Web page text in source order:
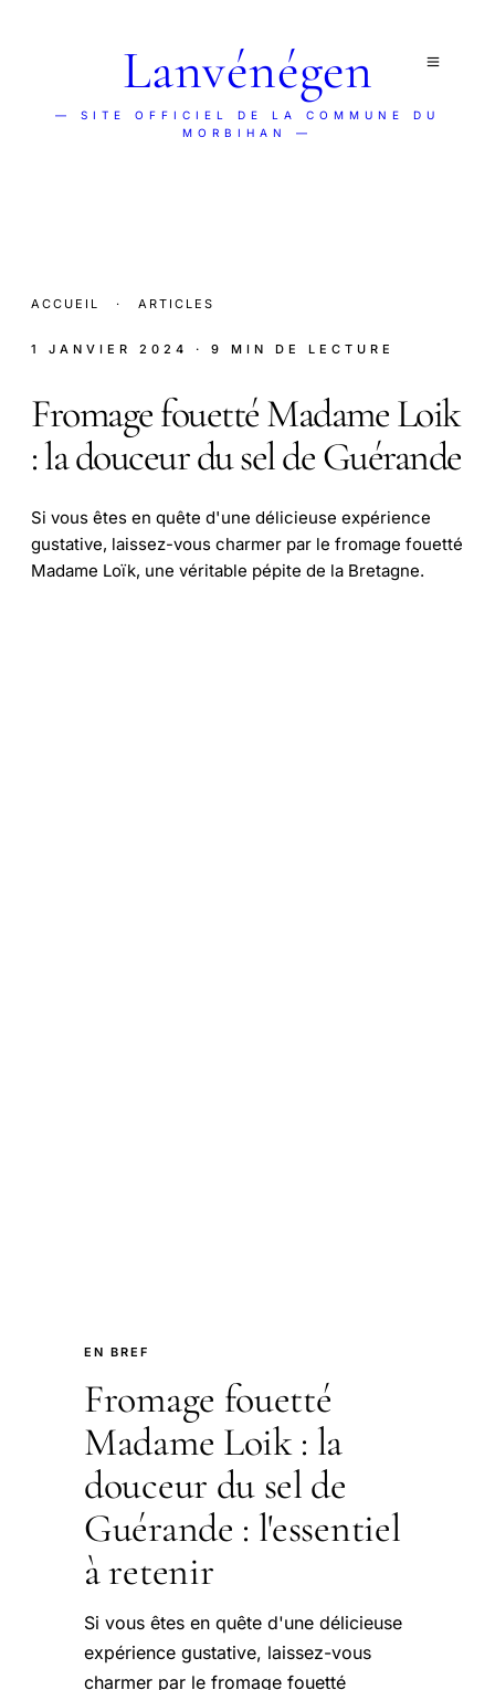
Lanvénégen
— SITE OFFICIEL DE LA COMMUNE DU
MORBIHAN —
ACCUEIL · ARTICLES
1 JANVIER 2024 · 9 MIN DE LECTURE
Fromage fouetté Madame Loik
: la douceur du sel de Guérande
Si vous êtes en quête d'une délicieuse expérience
gustative, laissez-vous charmer par le fromage fouetté
Madame Loïk, une véritable pépite de la Bretagne.
EN BREF
Fromage fouetté
Madame Loik : la
douceur du sel de
Guérande : l'essentiel
à retenir
Si vous êtes en quête d'une délicieuse
expérience gustative, laissez-vous
charmer par le fromage fouetté